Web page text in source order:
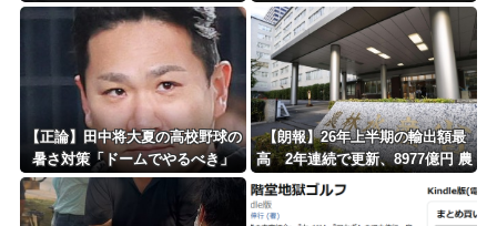
フローに陥る・・・
ｗｗｗｗｗｗｗｗｗｗｗｗｗｗｗ
ｗｗｗ
【正論】田中将大夏の高校野球の
暑さ対策「ドームでやるべき」
【朗報】26年上半期の輸出額最
高 2年連続で更新、8977億円 農
水省「インバウンドの増加に伴
い、日本食の認知度が向上」